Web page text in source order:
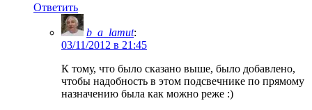
Ответить
b_a_lamut:
03/11/2012 в 21:45
К тому, что было сказано выше, было добавлено,
чтобы надобность в этом подсвечнике по прямому
назначению была как можно реже :)